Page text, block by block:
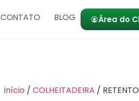
CONTATO BLOG Área do
Início / COLHEITADEIRA /